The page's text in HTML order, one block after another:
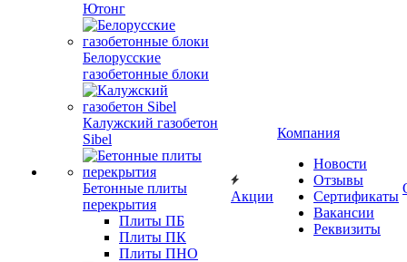
Ютонг
Белорусские
газобетонные блоки
Калужский газобетон
Sibel
Бетонные плиты
перекрытия
Плиты ПБ
Плиты ПК
Плиты ПНО
Акции
Компания
Новости
Отзывы
Сертификаты
Вакансии
Реквизиты